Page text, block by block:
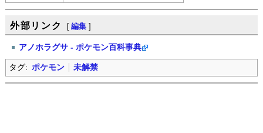
外部リンク [ 編集 ]
アノホラグサ - ポケモン百科事典
タグ: ポケモン 未解禁